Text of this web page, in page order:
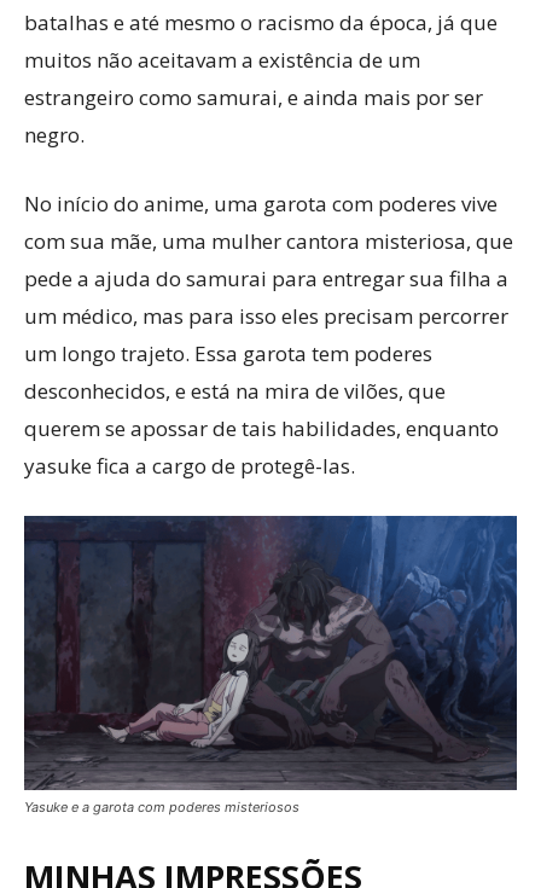
batalhas e até mesmo o racismo da época, já que
muitos não aceitavam a existência de um
estrangeiro como samurai, e ainda mais por ser
negro.
No início do anime, uma garota com poderes vive
com sua mãe, uma mulher cantora misteriosa, que
pede a ajuda do samurai para entregar sua filha a
um médico, mas para isso eles precisam percorrer
um longo trajeto. Essa garota tem poderes
desconhecidos, e está na mira de vilões, que
querem se apossar de tais habilidades, enquanto
yasuke fica a cargo de protegê-las.
Yasuke e a garota com poderes misteriosos
MINHAS IMPRESSÕES